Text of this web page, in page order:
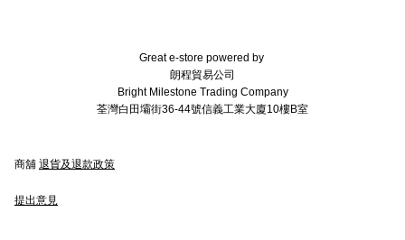
Great e-store powered by
朗程貿易公司
Bright Milestone Trading Company
荃灣白田壩街36-44號信義工業大廈10樓B室
商舖 退貨及退款政策
提出意見